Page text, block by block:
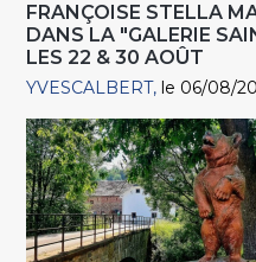
FRANÇOISE STELLA
DANS LA "GALERIE
LES 22 & 30 AOÛT
YVESCALBERT le 06/08/